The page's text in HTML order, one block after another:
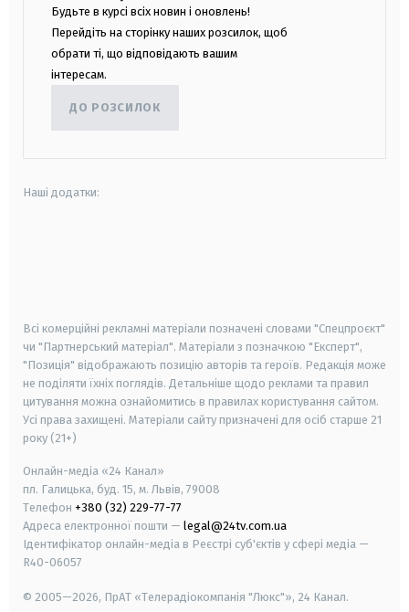
Будьте в курсі всіх новин і оновлень!
Перейдіть на сторінку наших розсилок, щоб
обрати ті, що відповідають вашим
інтересам.
ДО РОЗСИЛОК
Наші додатки:
Всі комерційні рекламні матеріали позначені словами "Спецпроєкт"
чи "Партнерський матеріал". Матеріали з позначкою "Експерт",
"Позиція" відображають позицію авторів та героїв. Редакція може
не поділяти їхніх поглядів. Детальніше щодо реклами та правил
цитування можна ознайомитись в правилах користування сайтом.
Усі права захищені. Матеріали сайту призначені для осіб старше 21
року (21+)
Онлайн-медіа «24 Канал»
пл. Галицька, буд. 15, м. Львів, 79008
Телефон +380 (32) 229-77-77
Адреса електронної пошти — legal@24tv.com.ua
Ідентифікатор онлайн-медіа в Реєстрі суб'єктів у сфері медіа —
R40-06057
© 2005—2026, ПрАТ «Телерадіокомпанія "Люкс"», 24 Канал.